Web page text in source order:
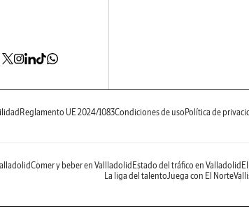
Reglamento UE 2024/1083Condiciones de uso Política de
Comer y beber en Vallladolid Estado del tráfico en Valladolid
La liga del talentoJuega con El Norte